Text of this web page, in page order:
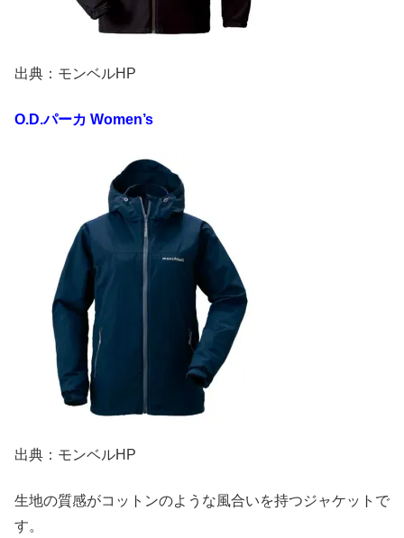
出典：モンベルHP
O.D.パーカ Women’s
出典：モンベルHP
生地の質感がコットンのような風合いを持つジャケットで
す。